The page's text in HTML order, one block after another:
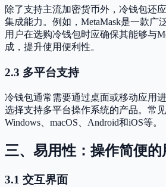
除了支持主流加密货币外，冷钱包还
集成能力。例如，MetaMask是一款广
用户在选购冷钱包时应确保其能够与
成，提升使用便利性。
2.3 多平台支持
冷钱包通常需要通过桌面或移动应用
选择支持多平台操作系统的产品。常
Windows、macOS、Android和iOS等。
三、易用性：操作简便的
3.1 交互界面